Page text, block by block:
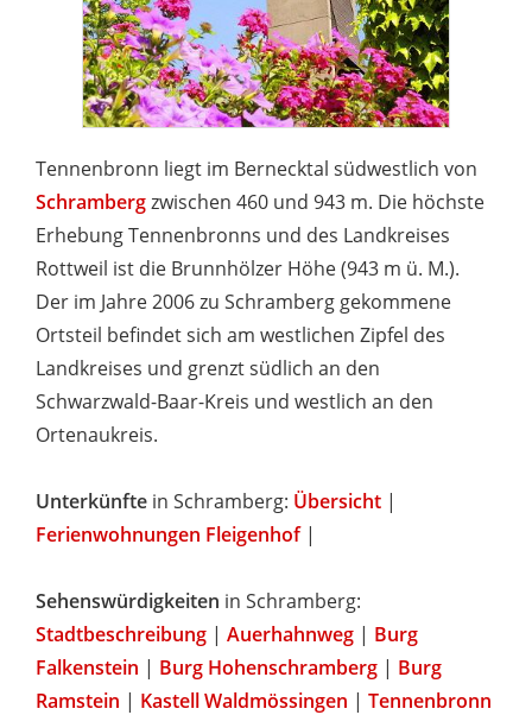
Tennenbronn liegt im Bernecktal südwestlich von
Schrambergzwischen 460 und 943 m. Die höchste
Erhebung Tennenbronns und des Landkreises
Rottweil ist die Brunnhölzer Höhe (943 m ü. M.).
Der im Jahre 2006 zu Schramberg gekommene
Ortsteil befindet sich am westlichen Zipfel des
Landkreises und grenzt südlich an den
Schwarzwald-Baar-Kreis und westlich an den
Ortenaukreis.
Unterkünfte in Schramberg: Übersicht |
Ferienwohnungen Fleigenhof|
Sehenswürdigkeiten in Schramberg:
Stadtbeschreibung | Auerhahnweg | Burg
Falkenstein | Burg Hohenschramberg | Burg
Ramstein | Kastell Waldmössingen | Tennenbronn